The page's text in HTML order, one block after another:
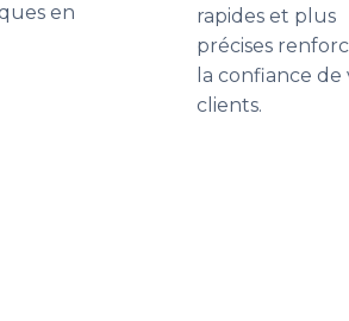
en
rapides et plus
précises
la confiance de
clients.